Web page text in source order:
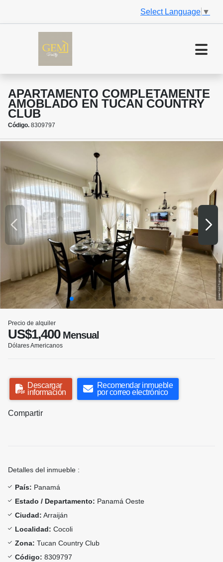
Select Language ▼
APARTAMENTO COMPLETAMENTE
AMOBLADO EN TUCAN COUNTRY
CLUB
Código. 8309797
Precio de alquiler
US$1,400Mensual
Dólares Americanos
Descargar
información
Recomendar inmueble
por correo electrónico
Compartir
Detalles del inmueble :
País: Panamá
Estado / Departamento: Panamá Oeste
Ciudad: Arraiján
Localidad: Cocoli
Zona: Tucan Country Club
Código: 8309797